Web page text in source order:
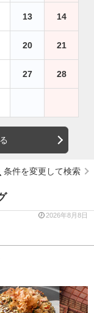
13 14
20 21
27 28
条件を変更して検索
2026年8月8日